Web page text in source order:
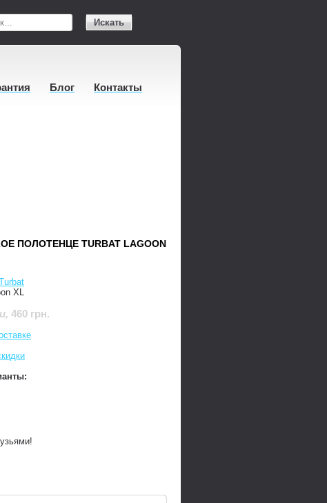
Искать
Блог Контакты
ПОЛОТЕНЦЕ TURBAT LAGOON
XL
, 460 грн.